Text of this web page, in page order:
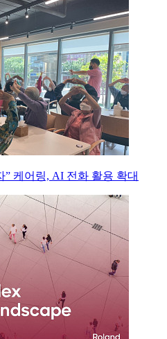
” 케어링, AI 전화 활용 확대